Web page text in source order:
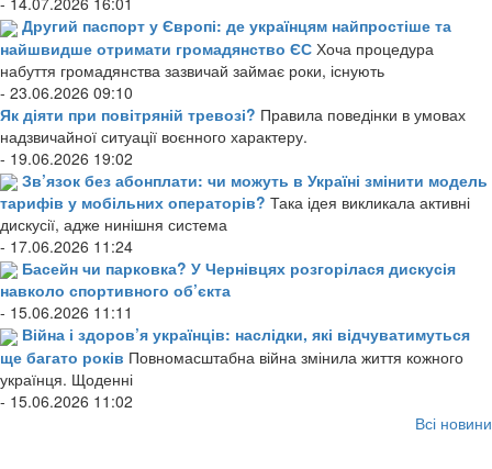
Другий паспорт у Європі: де українцям найпростіше та
найшвидше отримати громадянство ЄС Хоча процедура
набуття громадянства зазвичай займає роки, існують
- 23.06.2026 09:10
Як діяти при повітряній тревозі? Правила поведінки в умовах
надзвичайної ситуації воєнного характеру.
- 19.06.2026 19:02
Зв’язок без абонплати: чи можуть в Україні змінити модель
тарифів у мобільних операторів? Така ідея викликала активні
дискусії, адже нинішня система
- 17.06.2026 11:24
Басейн чи парковка? У Чернівцях розгорілася дискусія
навколо спортивного об’єкта
- 15.06.2026 11:11
Війна і здоров’я українців: наслідки, які відчуватимуться
ще багато років Повномасштабна війна змінила життя кожного
українця. Щоденні
- 15.06.2026 11:02
Всі новини